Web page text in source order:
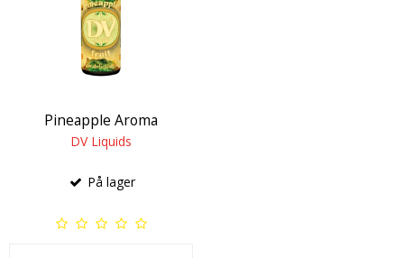
Pineapple Aroma
DV Liquids
På lager